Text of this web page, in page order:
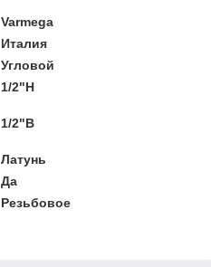
Varmega
Италия
Угловой
1/2"Н
1/2"В
Латунь
Да
Резьбовое